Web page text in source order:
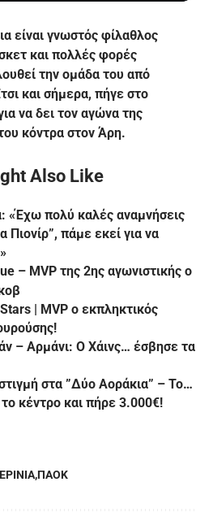
είναι γνωστός φίλαθλος
και πολλές φορές
την ομάδα του από
και σήμερα, πήγε στο
να δει τον αγώνα της
κόντρα στον Άρη.
Also Like
«Έχω πολύ καλές αναμνήσεις
Πιονίρ”, πάμε εκεί για να
– MVP της 2ης αγωνιστικής ο
| MVP ο εκπληκτικός
– Αρμάνι: Ο Χάινς… έσβησε τα
στα ”Δύο Αοράκια” – Το…
κέντρο και πήρε 3.000€!
ΠΑΟΚ